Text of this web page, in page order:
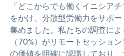
「どこからでも働くイニシア
をかけ、分散型労働力をサポ
集めました。私たちの調査に
（70%）がリモートセッショ